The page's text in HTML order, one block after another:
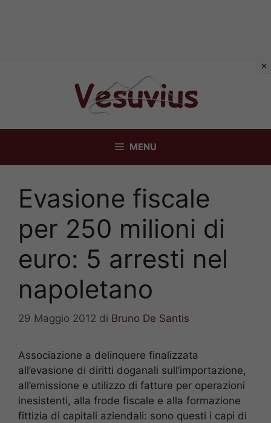
MENU
Evasione fiscale
per 250 milioni di
euro: 5 arresti nel
napoletano
29 Maggio 2012 di Bruno De Santis
Associazione a delinquere finalizzata
all’evasione di diritti doganali sull’importazione,
all’emissione e utilizzo di fatture per operazioni
inesistenti, alla frode fiscale e alla formazione
fittizia di capitali aziendali: sono questi i capi di